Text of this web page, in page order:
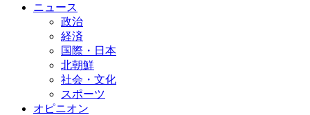
ニュース
政治
経済
国際・日本
北朝鮮
社会・文化
スポーツ
オピニオン